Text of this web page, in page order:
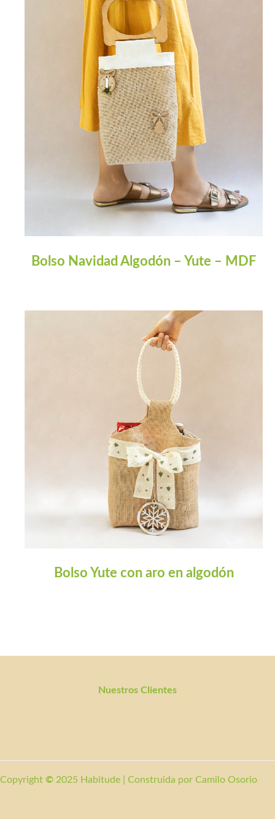
Bolso Navidad Algodón – Yute – MDF
Bolso Yute con aro en algodón
Nuestros Clientes
Copyright © 2025 Habitude | Construida por Camilo Osorio